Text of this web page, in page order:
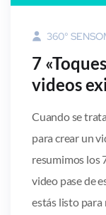
360°
7
videos
Cuando se
para crear un
resumimos los
video pase de
estás listo para